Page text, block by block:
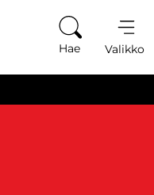
Hae Valikko